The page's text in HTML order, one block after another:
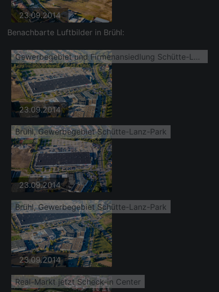
23.09.2014
Benachbarte Luftbilder in Brühl:
Gewerbegebiet und Firmenansiedlung Schütte-Lanz-Park im Ortsteil Rheinau
23.09.2014
Brühl, Gewerbegebiet Schütte-Lanz-Park
23.09.2014
Brühl, Gewerbegebiet Schütte-Lanz-Park
23.09.2014
Real-Markt jetzt Scheck-in Center